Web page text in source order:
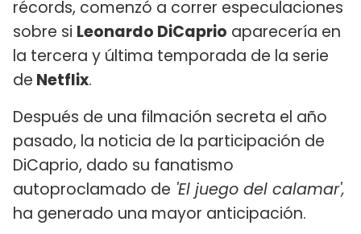
récords, comenzó a correr especulaciones
sobre si Leonardo DiCaprio aparecería en
la tercera y última temporada de la serie
de Netflix.
Después de una filmación secreta el año
pasado, la noticia de la participación de
DiCaprio, dado su fanatismo
autoproclamado de 'El juego del calamar',
ha generado una mayor anticipación.